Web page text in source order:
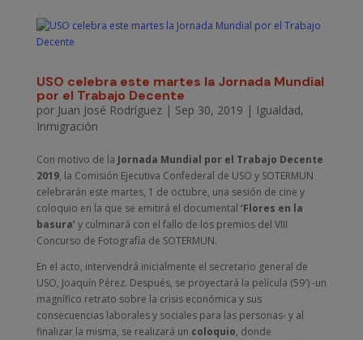
USO celebra este martes la Jornada Mundial
por el Trabajo Decente
por Juan José Rodríguez| Sep 30, 2019 | Igualdad,
Inmigración
Con motivo de la Jornada Mundial por el Trabajo Decente
2019, la Comisión Ejecutiva Confederal de USO y SOTERMUN
celebrarán este martes, 1 de octubre, una sesión de cine y
coloquio en la que se emitirá el documental ‘Flores en la
basura’y culminará con el fallo de los premios del VIII
Concurso de Fotografía de SOTERMUN.
En el acto, intervendrá inicialmente el secretario general de
USO, Joaquín Pérez. Después, se proyectará la película (59′) -un
magnífico retrato sobre la crisis económica y sus
consecuencias laborales y sociales para las personas- y al
finalizar la misma, se realizará un coloquio, donde